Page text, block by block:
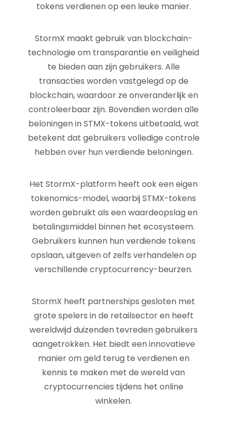
tokens verdienen op een leuke manier.
StormX maakt gebruik van blockchain-
technologie om transparantie en veiligheid
te bieden aan zijn gebruikers. Alle
transacties worden vastgelegd op de
blockchain, waardoor ze onveranderlijk en
controleerbaar zijn. Bovendien worden alle
beloningen in STMX-tokens uitbetaald, wat
betekent dat gebruikers volledige controle
hebben over hun verdiende beloningen.
Het StormX-platform heeft ook een eigen
tokenomics-model, waarbij STMX-tokens
worden gebruikt als een waardeopslag en
betalingsmiddel binnen het ecosysteem.
Gebruikers kunnen hun verdiende tokens
opslaan, uitgeven of zelfs verhandelen op
verschillende cryptocurrency-beurzen.
StormX heeft partnerships gesloten met
grote spelers in de retailsector en heeft
wereldwijd duizenden tevreden gebruikers
aangetrokken. Het biedt een innovatieve
manier om geld terug te verdienen en
kennis te maken met de wereld van
cryptocurrencies tijdens het online
winkelen.